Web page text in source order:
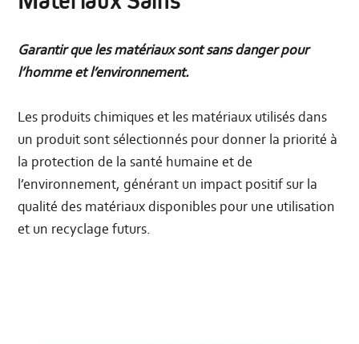
Garantir que les matériaux sont sans danger pour
l’homme et l’environnement.
Les produits chimiques et les matériaux utilisés dans
un produit sont sélectionnés pour donner la priorité à
la protection de la santé humaine et de
l’environnement, générant un impact positif sur la
qualité des matériaux disponibles pour une utilisation
et un recyclage futurs.